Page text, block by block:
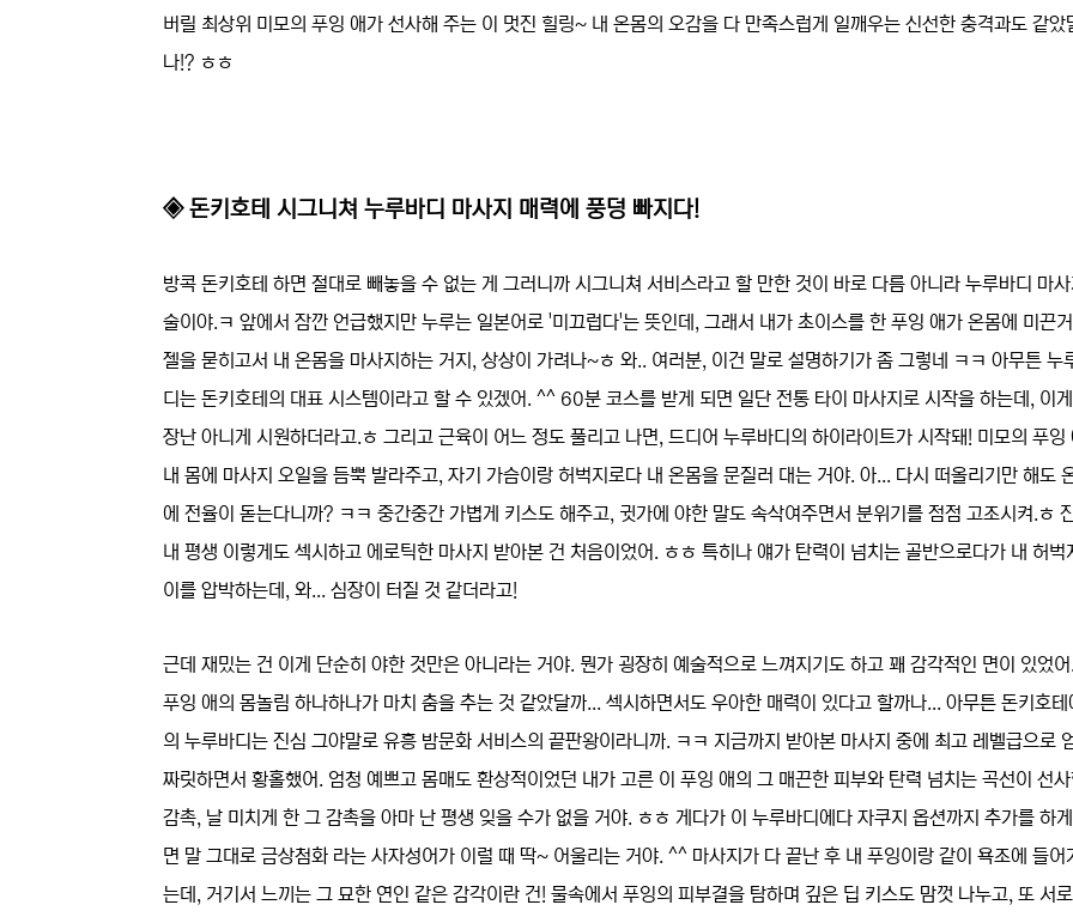
버릴 최상위 미모의 푸잉 애가 선사해 주는 이 멋진 힐링~ 내 온몸의 오감을 다 만족스럽게 일깨우는 신선한 충격과도 같았
나!? ㅎㅎ
◈ 돈키호테 시그니쳐 누루바디 마사지 매력에 풍덩 빠지다!
방콕 돈키호테 하면 절대로 빼놓을 수 없는 게 그러니까 시그니쳐 서비스라고 할 만한 것이 바로 다름 아니라 누루바디 마사
술이야.ㅋ 앞에서 잠깐 언급했지만 누루는 일본어로 '미끄럽다'는 뜻인데, 그래서 내가 초이스를 한 푸잉 애가 온몸에 미끈
젤을 묻히고서 내 온몸을 마사지하는 거지, 상상이 가려나~ㅎ 와.. 여러분, 이건 말로 설명하기가 좀 그렇네 ㅋㅋ 아무튼 누
디는 돈키호테의 대표 시스템이라고 할 수 있겠어. ^^ 60분 코스를 받게 되면 일단 전통 타이 마사지로 시작을 하는데, 이
장난 아니게 시원하더라고.ㅎ 그리고 근육이 어느 정도 풀리고 나면, 드디어 누루바디의 하이라이트가 시작돼! 미모의 푸잉
내 몸에 마사지 오일을 듬뿍 발라주고, 자기 가슴이랑 허벅지로다 내 온몸을 문질러 대는 거야. 아... 다시 떠올리기만 해도
에 전율이 돋는다니까? ㅋㅋ 중간중간 가볍게 키스도 해주고, 귓가에 야한 말도 속삭여주면서 분위기를 점점 고조시켜.ㅎ
내 평생 이렇게도 섹시하고 에로틱한 마사지 받아본 건 처음이었어. ㅎㅎ 특히나 얘가 탄력이 넘치는 골반으로다가 내 허벅
이를 압박하는데, 와... 심장이 터질 것 같더라고!
근데 재밌는 건 이게 단순히 야한 것만은 아니라는 거야. 뭔가 굉장히 예술적으로 느껴지기도 하고 꽤 감각적인 면이 있었어
푸잉 애의 몸놀림 하나하나가 마치 춤을 추는 것 같았달까... 섹시하면서도 우아한 매력이 있다고 할까나... 아무튼 돈키호테
의 누루바디는 진심 그야말로 유흥 밤문화 서비스의 끝판왕이라니까. ㅋㅋ 지금까지 받아본 마사지 중에 최고 레벨급으로
짜릿하면서 황홀했어. 엄청 예쁘고 몸매도 환상적이었던 내가 고른 이 푸잉 애의 그 매끈한 피부와 탄력 넘치는 곡선이 선
감촉, 날 미치게 한 그 감촉을 아마 난 평생 잊을 수가 없을 거야. ㅎㅎ 게다가 이 누루바디에다 자쿠지 옵션까지 추가를 하
면 말 그대로 금상첨화 라는 사자성어가 이럴 때 딱~ 어울리는 거야. ^^ 마사지가 다 끝난 후 내 푸잉이랑 같이 욕조에 들어
는데, 거기서 느끼는 그 묘한 연인 같은 감각이란 건! 물속에서 푸잉의 피부결을 탐하며 깊은 딥 키스도 맘껏 나누고, 또 서로